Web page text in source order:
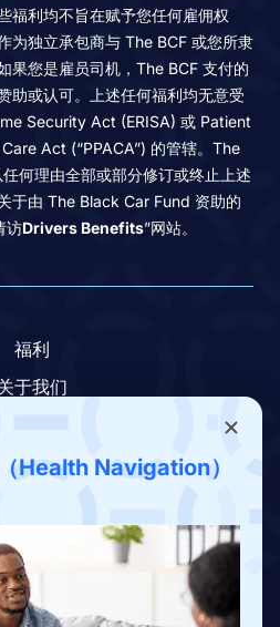
福利均不旨在赋予您任何雇佣权
为独立承包商与 The BCF 或您所隶
果您是雇员司机，The BCF 支付的
助或认可。上述任何福利均无意受
Security Act (ERISA) 或 Patient
Act (“PPACA”) 的管辖。The
何理由全部或部分修订或终止上述
于由 The Black Car Fund 资助的
访Drivers Benefits”网站。
福利
于我们
下载应用
Health Navigation）